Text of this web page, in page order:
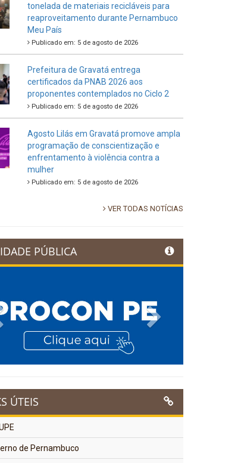
tonelada de materiais recicláveis para
reaproveitamento durante Pernambuco
Meu País
Publicado em: 5 de agosto de 2026
Prefeitura de Gravatá entrega
certificados da PNAB 2026 aos
proponentes contemplados no Ciclo 2
Publicado em: 5 de agosto de 2026
Agosto Lilás em Gravatá promove ampla
programação de conscientização e
enfrentamento à violência contra a
mulher
Publicado em: 5 de agosto de 2026
VER TODAS NOTÍCIAS
PÚBLICA
Previous
ÚTEIS
de Pernambuco